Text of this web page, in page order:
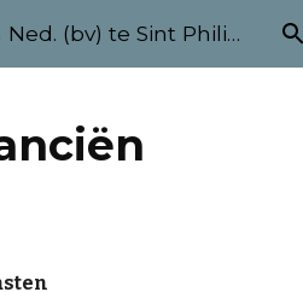
Skip to navigation
Oud Ger. Gem. in Ned. (bv) te Sint Philipsland